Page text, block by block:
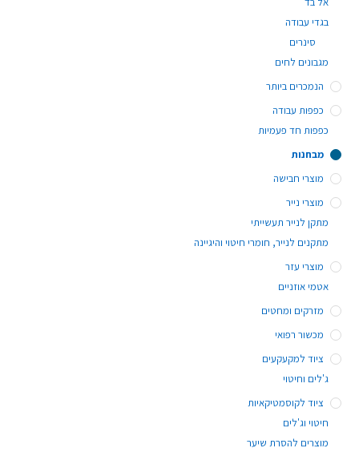
בגדי עבודה
סינרים
מגבונים לחים
הנמכרים ביותר
כפפות עבודה
כפפות חד פעמיות
מבחנות
מוצרי חבישה
מוצרי נייר
מתקן לנייר תעשייתי
מתקנים לנייר, חומרי חיטוי והיגיינה
מוצרי עזר
אטמי אוזניים
מזרקים ומחטים
מכשור רפואי
ציוד למקעקעים
ג'לים וחיטוי
ציוד לקוסמטיקאיות
חיטוי וג'לים
מוצרים להסרת שיער